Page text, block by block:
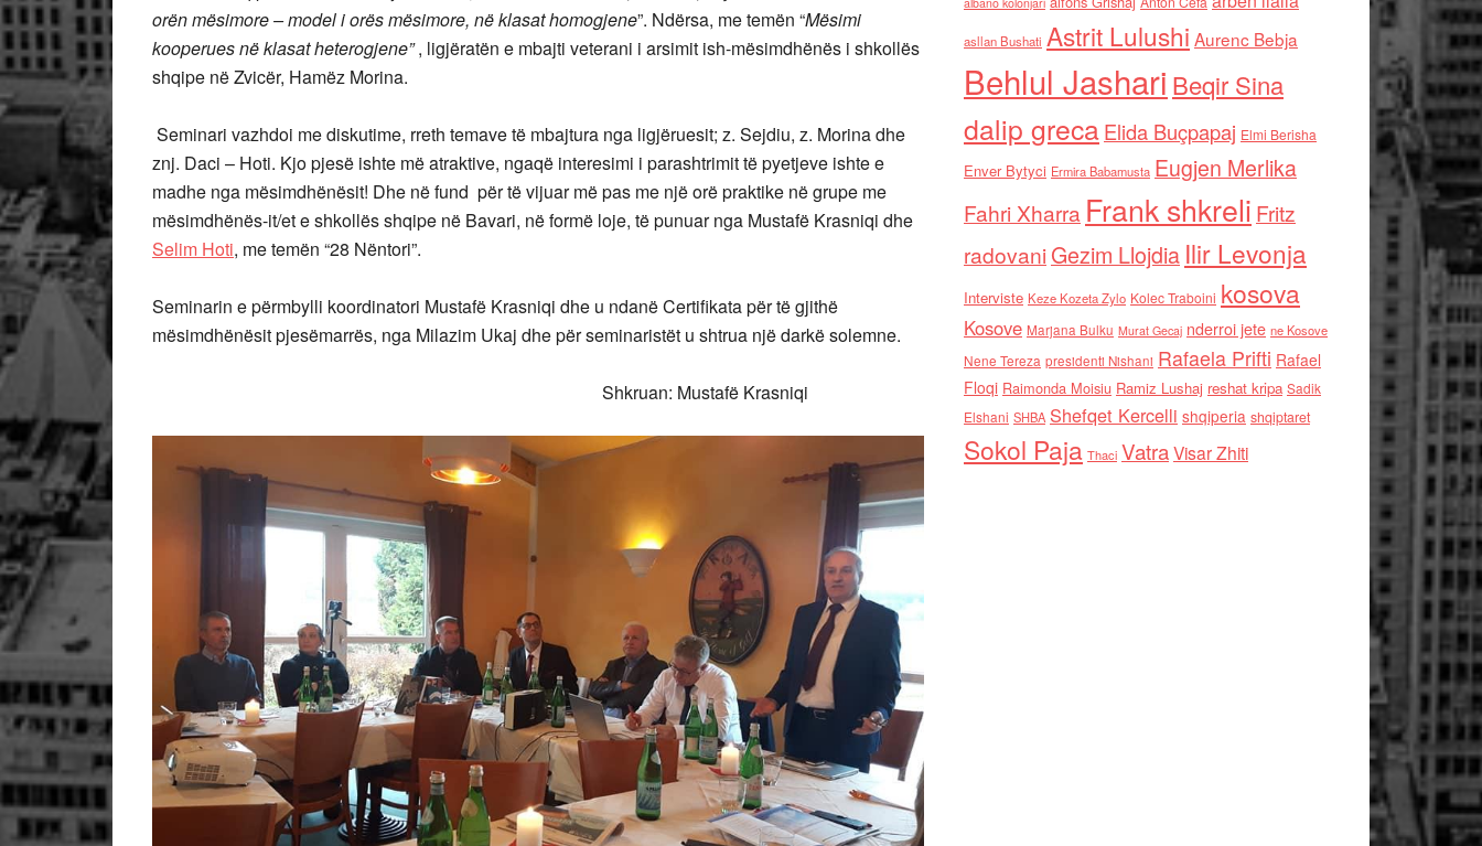
orën mësimore – model i orës mësimore, në klasat homogjene”. Ndërsa, me temën “Mësimi
kooperues në klasat heterogjene”, ligjëratën e mbajti veterani i arsimit ish-mësimdhënës i shkollës
shqipe në Zvicër, Hamëz Morina.
Seminari vazhdoi me diskutime, rreth temave të mbajtura nga ligjëruesit; z. Sejdiu, z. Morina dhe
znj. Daci – Hoti. Kjo pjesë ishte më atraktive, ngaqë interesimi i parashtrimit të pyetjeve ishte e
madhe nga mësimdhënësit! Dhe në fund për të vijuar më pas me një orë praktike në grupe me
mësimdhënës-it/et e shkollës shqipe në Bavari, në formë loje, të punuar nga Mustafë Krasniqi dhe
Selim Hoti, me temën “28 Nëntori”.
Seminarin e përmbylli koordinatori Mustafë Krasniqi dhe u ndanë Certifikata për të gjithë
mësimdhënësit pjesëmarrës, nga Milazim Ukaj dhe për seminaristët u shtrua një darkë solemne.
Shkruan: Mustafë Krasniqi
asllan Bushati Astrit Lulushi Aurenc Bebja
Behlul Jashari Beqir Sina
dalip grecaElida Buçpapaj Elmi Berisha
Enver Bytyci Ermira Babamusta Eugjen Merlika
Fahri Xharra Frank shkreli Fritz
radovaniGezim Llojdia Ilir Levonja
Interviste Keze Kozeta Zylo Kolec Traboini kosova
Kosove Marjana Bulku Murat Gecaj nderroi jete ne Kosove
Nene Tereza presidenti Nishani Rafaela Prifti Rafael
Floqi Raimonda Moisiu Ramiz Lushaj reshat kripa Sadik
Elshani SHBA Shefqet Kercelli shqiperia shqiptaret
Sokol Paja Thaci VatraVisar Zhiti